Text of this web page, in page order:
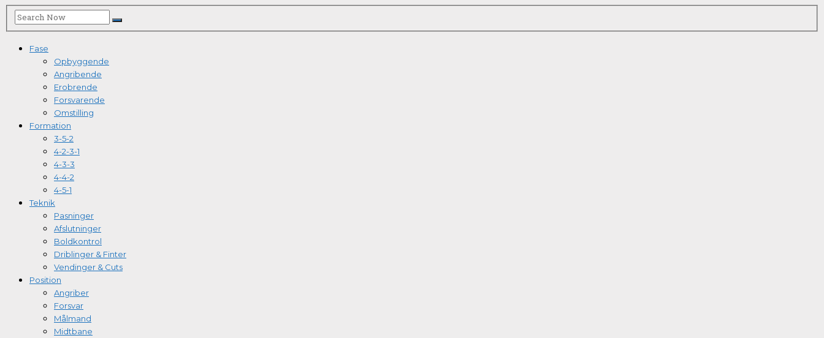
Fase
Opbyggende
Angribende
Erobrende
Forsvarende
Omstilling
Formation
3-5-2
4-2-3-1
4-3-3
4-4-2
4-5-1
Teknik
Pasninger
Afslutninger
Boldkontrol
Driblinger & Finter
Vendinger & Cuts
Position
Angriber
Forsvar
Målmand
Midtbane